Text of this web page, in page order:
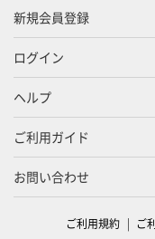
新規会員登録
ログイン
ヘルプ
ご利用ガイド
お問い合わせ
ご利用規約 ご